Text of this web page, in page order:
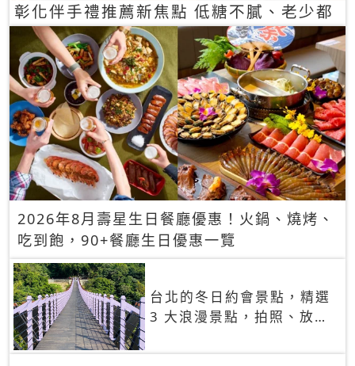
彰化伴手禮推薦新焦點 低糖不膩、老少都
愛的一口蛋黃酥禮盒
2026年8月壽星生日餐廳優惠！火鍋、燒烤、
吃到飽，90+餐廳生日優惠一覽
台北的冬日約會景點，精選
3 大浪漫景點，拍照、放閃